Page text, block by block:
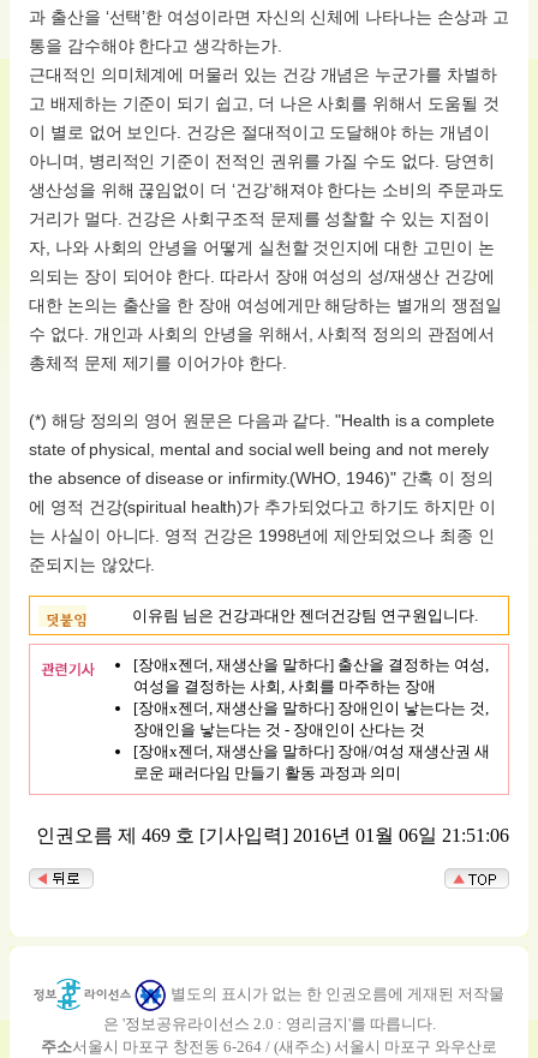
과 출산을 ‘선택’한 여성이라면 자신의 신체에 나타나는 손상과 고
통을 감수해야 한다고 생각하는가.
근대적인 의미체계에 머물러 있는 건강 개념은 누군가를 차별하
고 배제하는 기준이 되기 쉽고, 더 나은 사회를 위해서 도움될 것
이 별로 없어 보인다. 건강은 절대적이고 도달해야 하는 개념이
아니며, 병리적인 기준이 전적인 권위를 가질 수도 없다. 당연히
생산성을 위해 끊임없이 더 ‘건강’해져야 한다는 소비의 주문과도
거리가 멀다. 건강은 사회구조적 문제를 성찰할 수 있는 지점이
자, 나와 사회의 안녕을 어떻게 실천할 것인지에 대한 고민이 논
의되는 장이 되어야 한다. 따라서 장애 여성의 성/재생산 건강에
대한 논의는 출산을 한 장애 여성에게만 해당하는 별개의 쟁점일
수 없다. 개인과 사회의 안녕을 위해서, 사회적 정의의 관점에서
총체적 문제 제기를 이어가야 한다.
(*) 해당 정의의 영어 원문은 다음과 같다. "Health is a complete
state of physical, mental and social well being and not merely
the absence of disease or infirmity.(WHO, 1946)" 간혹 이 정의
에 영적 건강(spiritual health)가 추가되었다고 하기도 하지만 이
는 사실이 아니다. 영적 건강은 1998년에 제안되었으나 최종 인
준되지는 않았다.
이유림 님은 건강과대안 젠더건강팀 연구원입니다.
[장애x젠더, 재생산을 말하다] 출산을 결정하는 여성,
여성을 결정하는 사회, 사회를 마주하는 장애
[장애x젠더, 재생산을 말하다] 장애인이 낳는다는 것,
장애인을 낳는다는 것 - 장애인이 산다는 것
[장애x젠더, 재생산을 말하다] 장애/여성 재생산권 새
로운 패러다임 만들기 활동 과정과 의미
인권오름 제 469 호 [기사입력] 2016년 01월 06일 21:51:06
별도의 표시가 없는 한 인권오름에 게재된 저작물
은 '정보공유라이선스 2.0 : 영리금지'를 따릅니다.
주소서울시 마포구 창전동 6-264 / (새주소) 서울시 마포구 와우산로